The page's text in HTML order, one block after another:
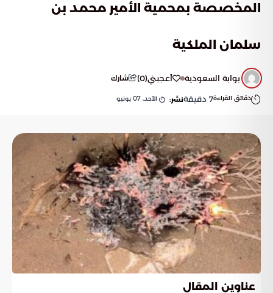
المخصصة بمحمية الأمير محمد بن
سلمان الملكية
بوابة السعودية أعجبني(
0
) شارك
دقائق القراءة7 دقيقةنشر: الأحد, 07 يونيو
عناوين المقال